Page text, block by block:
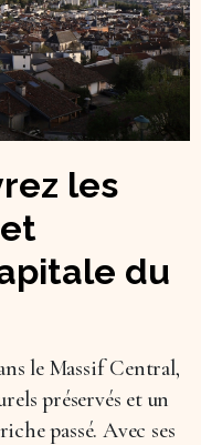
les
du
le Massif Central,
préservés et un
passé. Avec ses